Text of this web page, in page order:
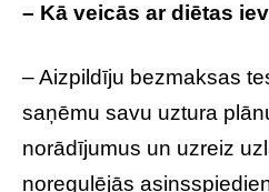
– Kā veicās ar diētas
– Aizpildīju bezmaksas
saņēmu savu uztura
norādījumus un uzreiz
noregulējās